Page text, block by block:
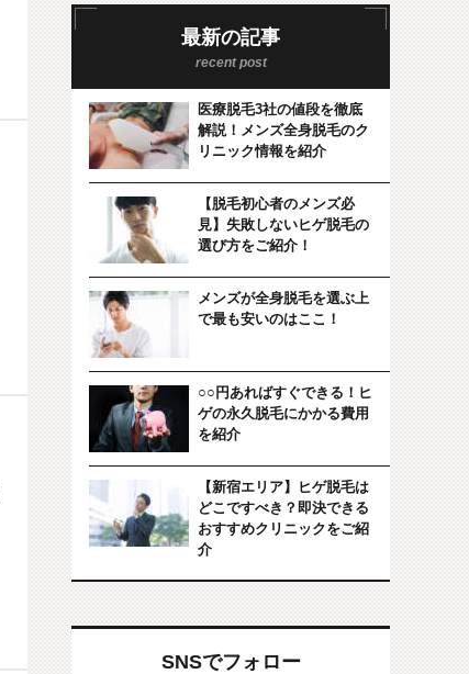
最新の記事
医療脱毛3社の値段を徹底
解説！メンズ全身脱毛のク
リニック情報を紹介
【脱毛初心者のメンズ必
見】失敗しないヒゲ脱毛の
選び方をご紹介！
メンズが全身脱毛を選ぶ上
で最も安いのはここ！
○○円あればすぐできる！ヒ
ゲの永久脱毛にかかる費用
を紹介
【新宿エリア】ヒゲ脱毛は
どこですべき？即決できる
おすすめクリニックをご紹
介
SNSでフォロー